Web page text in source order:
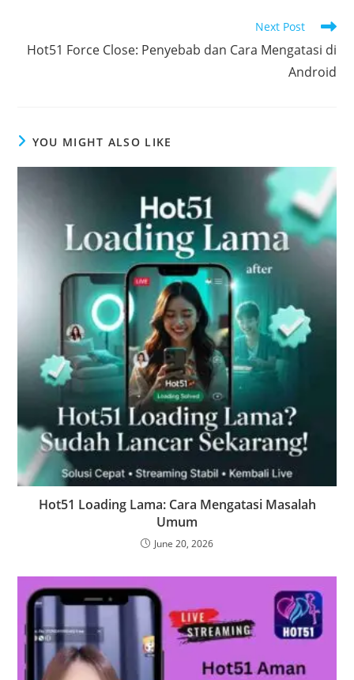
articles
Next Post
Hot51 Force Close: Penyebab dan Cara Mengatasi di
Android
YOU MIGHT ALSO LIKE
Hot51 Loading Lama: Cara Mengatasi Masalah
Umum
June 20, 2026